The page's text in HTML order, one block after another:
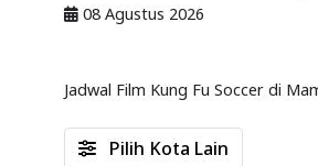
08 Agustus 2026
Jadwal Film Kung Fu Soccer di
Pilih Kota Lain